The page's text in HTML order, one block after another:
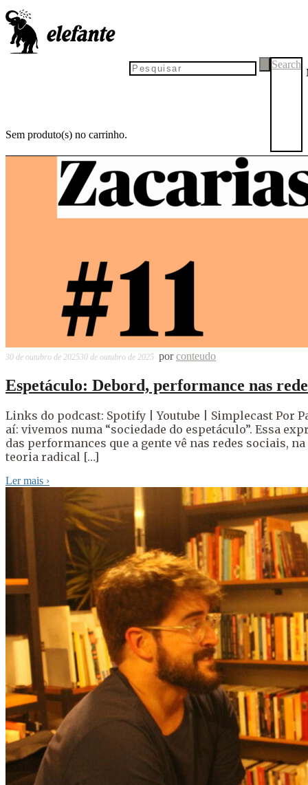
Sem produto(s) no carrinho.
Search
30 de outubro de 202530 de outubro de 2025 porconteudo
Espetáculo: Debord, performance nas
Links do podcast: Spotify | Youtube | Simplecast Por
aí: vivemos numa “sociedade do espetáculo”. Essa
das performances que a gente vê nas redes sociais,
teoria radical […]
Ler mais ›